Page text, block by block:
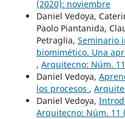
(2020): noviembre
Daniel Vedoya,
Paolo Piantanida,
Petraglia, Seminario
biomimético. Una
, Arquitecno: Núm.
Daniel Vedoya,
los procesos ,
Daniel Vedoya,
Arquitecno: Núm. 11